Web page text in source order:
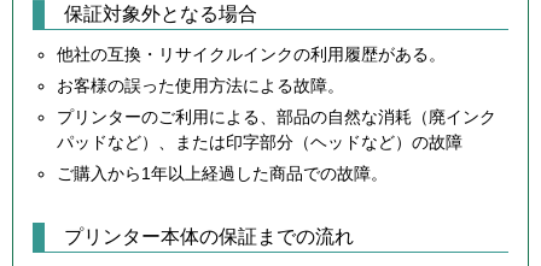
保証対象外となる場合
他社の互換・リサイクルインクの利用履歴がある。
お客様の誤った使用方法による故障。
プリンターのご利用による、部品の自然な消耗（廃インク
パッドなど）、または印字部分（ヘッドなど）の故障
ご購入から1年以上経過した商品での故障。
プリンター本体の保証までの流れ